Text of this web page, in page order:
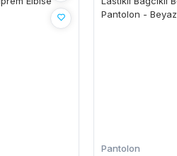
Pantolon